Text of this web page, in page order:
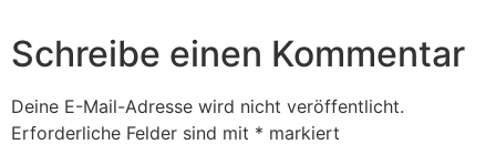
Schreibe einen Kommentar
Deine E-Mail-Adresse wird nicht veröffentlicht.
Erforderliche Felder sind mit * markiert